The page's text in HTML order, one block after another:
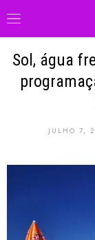
Sol, água
JULHO 7,